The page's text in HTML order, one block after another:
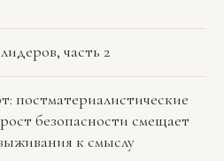
часть 2
постматериалистические
безопасности смещает
к смыслу